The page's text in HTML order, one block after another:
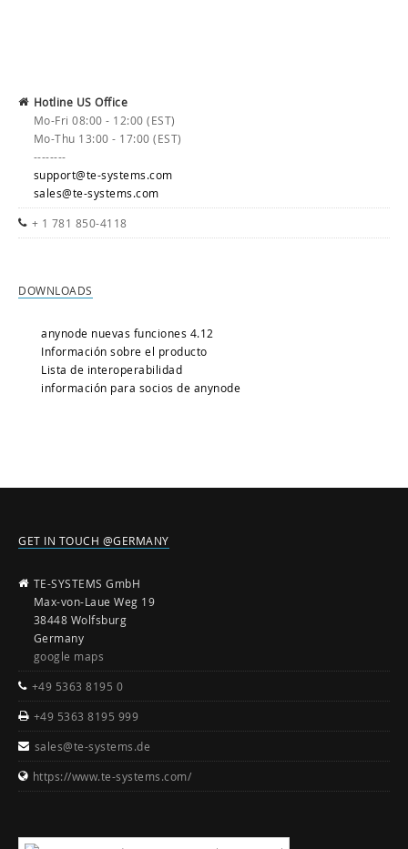
Hotline US Office
Mo-Fri 08:00 - 12:00 (EST)
Mo-Thu 13:00 - 17:00 (EST)
--------
support@te-systems.com
sales@te-systems.com
+ 1 781 850-4118
DOWNLOADS
anynode nuevas funciones 4.12
Información sobre el producto
Lista de interoperabilidad
información para socios de anynode
GET IN TOUCH @GERMANY
TE-SYSTEMS GmbH
Max-von-Laue Weg 19
38448 Wolfsburg
Germany
google maps
+49 5363 8195 0
+49 5363 8195 999
sales@te-systems.de
https://www.te-systems.com/